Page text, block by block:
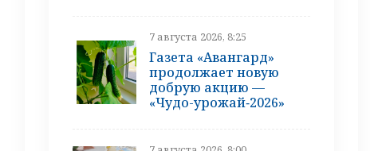
7 августа 2026, 8:25
Газета «Авангард»
продолжает новую
добрую акцию —
«Чудо-урожай‑2026»